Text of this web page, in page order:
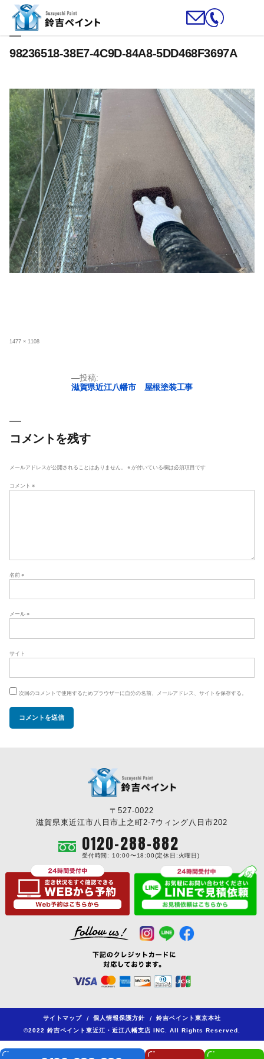
98236518-38E7-4C9D-84A8-5DD468F3697A
フ
1477 × 1108
ビ
シ
ン
投稿:
滋賀県近江八幡市 屋根塗装工事
コメントを残す
メールアドレスが公開されることはありません。 ※ が付いている欄は必須項目です
コメント ※
名前 ※
メール ※
サイト
次回のコメントで使用するためブラウザーに自分の名前、メールアドレス、サイトを保存する。
〒527-0022
滋賀県東近江市八日市上之町2-7ウィング八日市202
0120-288-882
受付時間: 10:00〜18:00(定休日:火曜日)
サイトマップ / 個人情報保護方針 /
鈴吉ペイント東京本社
©2022 鈴吉ペイント東近江・近江八幡支店 INC. All Rights Reserved.